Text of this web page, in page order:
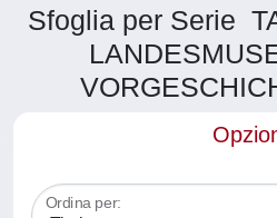
Sfoglia per Serie
Ordina per: